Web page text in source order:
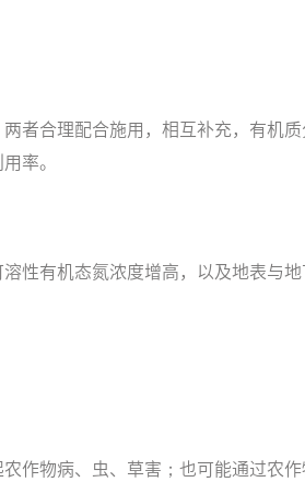
者合理配合施用，相互补充，有机
率。
性有机态氮浓度增高，以及地表与
作物病、虫、草害；也可能通过农